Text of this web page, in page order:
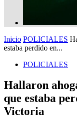
Inicio POLICIALES
estaba perdido en...
POLICIALES
Hallaron
que estaba
Victoria